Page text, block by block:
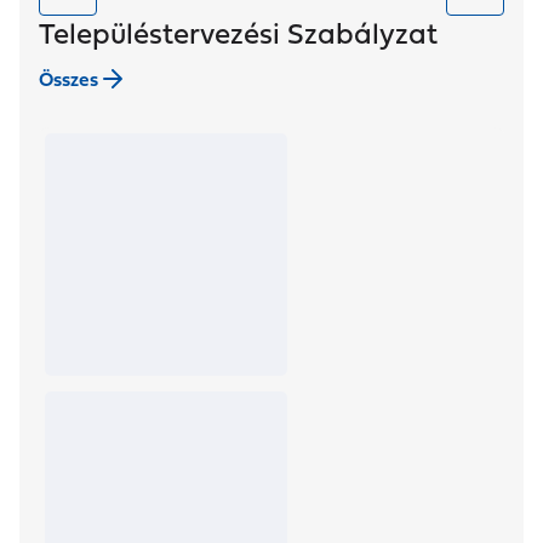
Településtervezési Szabályzat
Összes